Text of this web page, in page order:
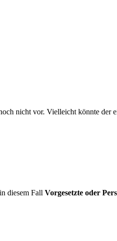
nicht vor. Vielleicht könnte der
diesem Fall Vorgesetzte oder